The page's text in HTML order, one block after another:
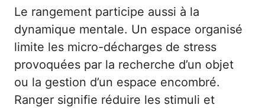
Le rangement participe aussi à la
dynamique mentale. Un espace organisé
limite les micro-décharges de stress
provoquées par la recherche d’un objet
ou la gestion d’un espace encombré.
Ranger signifie réduire les stimuli et